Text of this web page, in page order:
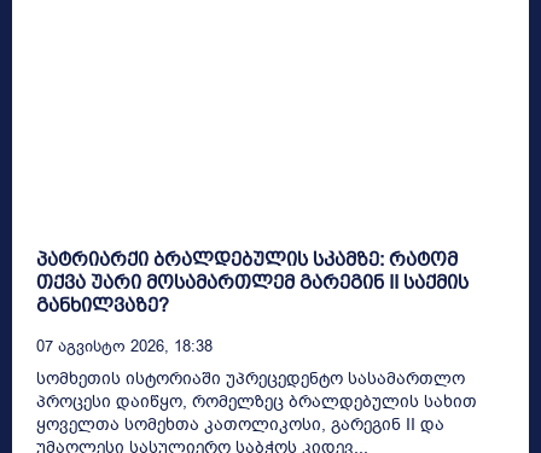
პატრიარქი ბრალდებულის სკამზე: რატომ
თქვა უარი მოსამართლემ გარეგინ II საქმის
განხილვაზე?
07 Აგვისტო 2026, 18:38
სომხეთის ისტორიაში უპრეცედენტო სასამართლო
პროცესი დაიწყო, რომელზეც ბრალდებულის სახით
ყოველთა სომეხთა კათოლიკოსი, გარეგინ II და
უმაღლესი სასულიერო საბჭოს კიდევ...